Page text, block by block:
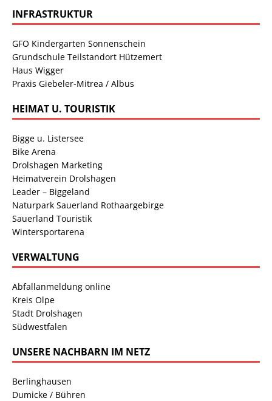
INFRASTRUKTUR
GFO Kindergarten Sonnenschein
Grundschule Teilstandort Hützemert
Haus Wigger
Praxis Giebeler-Mitrea / Albus
HEIMAT U. TOURISTIK
Bigge u. Listersee
Bike Arena
Drolshagen Marketing
Heimatverein Drolshagen
Leader – Biggeland
Naturpark Sauerland Rothaargebirge
Sauerland Touristik
Wintersportarena
VERWALTUNG
Abfallanmeldung online
Kreis Olpe
Stadt Drolshagen
Südwestfalen
UNSERE NACHBARN IM NETZ
Berlinghausen
Dumicke / Bühren